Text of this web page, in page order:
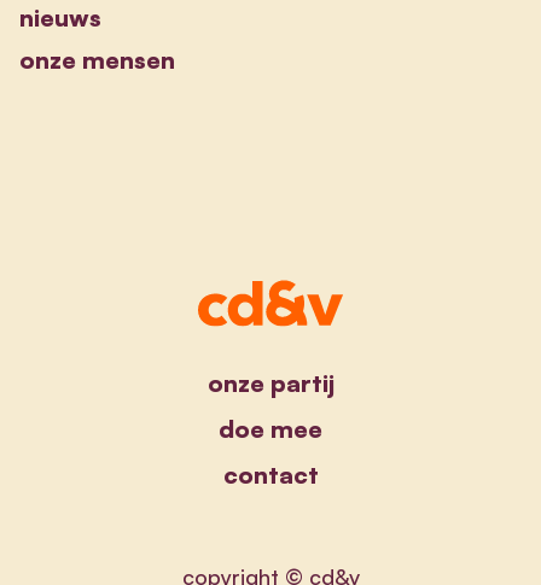
nieuws
onze mensen
onze partij
doe mee
contact
copyright © cd&v